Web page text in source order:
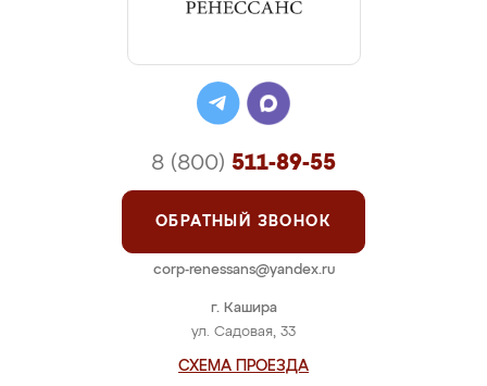
г. Кашира
ул. Садовая, 33
СХЕМА ПРОЕЗДА
8 (800) 511-89-55
ОБРАТНЫЙ ЗВОНОК
corp-renessans@yandex.ru